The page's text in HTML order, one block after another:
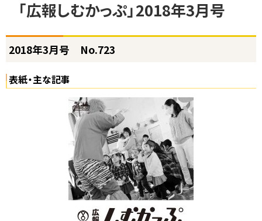
「広報しむかっぷ」2018年3月号
ページ内目次
2
1
8
2018年3月号 No.723
表紙・主な記事